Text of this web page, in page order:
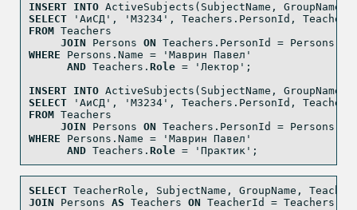
INSERT INTO ActiveSubjects(SubjectName,
SELECT
'АиСД' , 'M3234' , Teachers.PersonId,
FROM Teachers
JOIN Persons ON Teachers.PersonId = Persons.
WHERE Persons.Name =
'Маврин Павел'
AND Teachers. Role = 'Лектор' ;
INSERT INTO ActiveSubjects(SubjectName,
SELECT
'АиСД' , 'M3234' , Teachers.PersonId,
FROM Teachers
JOIN Persons ON Teachers.PersonId = Persons.
WHERE Persons.Name =
'Маврин Павел'
AND Teachers. Role = 'Практик' ;
SELECT TeacherRole, SubjectName, GroupName,
JOIN Persons AS Teachers ON TeacherId = Teachers.